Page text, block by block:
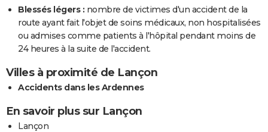
Blessés légers : nombre de victimes d'un accident de la
route ayant fait l'objet de soins médicaux, non hospitalisées
ou admises comme patients à l'hôpital pendant moins de
24 heures à la suite de l'accident.
Villes à proximité de Lançon
Accidents dans les Ardennes
En savoir plus sur Lançon
Lançon